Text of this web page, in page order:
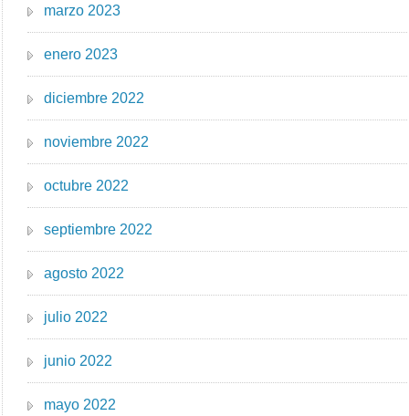
marzo 2023
enero 2023
diciembre 2022
noviembre 2022
octubre 2022
septiembre 2022
agosto 2022
julio 2022
junio 2022
mayo 2022